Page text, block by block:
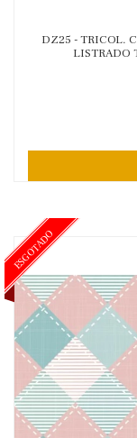
DZ25 - TRICOL.
LISTRADO
ESGOTADO